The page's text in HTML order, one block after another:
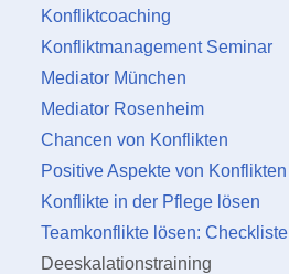
Konfliktcoaching
Konfliktmanagement Seminar
Mediator München
Mediator Rosenheim
Chancen von Konflikten
Positive Aspekte von Konflikten
Konflikte in der Pflege lösen
Teamkonflikte lösen: Checkliste
Deeskalationstraining